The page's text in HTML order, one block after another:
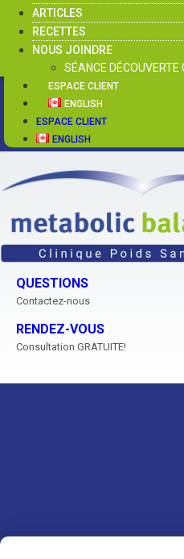
ARTICLES
RECETTES
NOUS JOINDRE
SÉANCE DÉCOUVERTE
ESPACE CLIENT
ENGLISH
ESPACE CLIENT
ENGLISH
QUESTIONS
Contactez-nous
RENDEZ-VOUS
Consultation GRATUITE!